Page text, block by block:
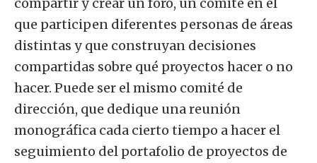
que participen diferentes personas de áreas
distintas y que construyan decisiones
compartidas sobre qué proyectos hacer o no
hacer. Puede ser el mismo comité de
dirección, que dedique una reunión
monográfica cada cierto tiempo a hacer el
seguimiento del portafolio de proyectos de